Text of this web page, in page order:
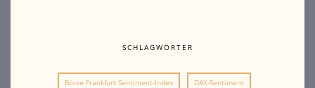
SCHLAGWÖRTER
Börse Frankfurt Sentiment-Index DAX-Sentiment